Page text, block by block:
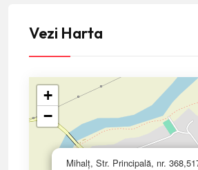
Vezi Harta
Mihalț, Str. Principală, nr.
+
−